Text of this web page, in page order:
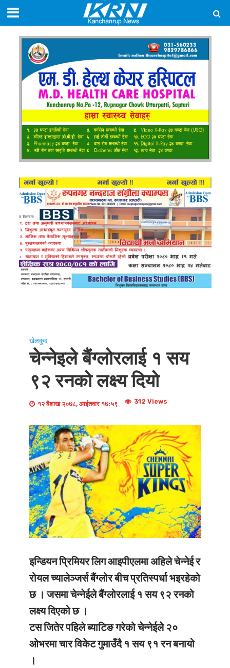
खेलकुद
चेन्नेइले बैंग्लोरलाई १ सय
९२ रनको लक्ष्य दियो
१२ बैशाख २०७८, आईतवार १७:५९ 312 Views
इन्डियन प्रिमियर लिग आइपीएलमा अहिले चेन्नेई र
रोयल च्यालेञ्जर्स बैंग्लोर बीच प्रतिस्पर्धा भइरहेको
छ । जसमा चेन्नेईले बैंग्लोरलाई १ सय ९२ रनको
लक्ष्य दिएको छ ।
टस जितेर पहिले ब्याटिङ गरेको चेन्नेईले २०
ओभरमा चार विकेट गुमाउँदै १ सय ९१ रन बनायो
।